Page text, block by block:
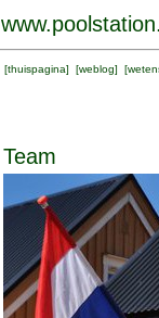
[thuispagina] [weblog] [
Team